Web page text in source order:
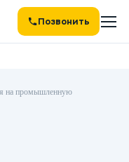
Позвонить
на промышленную